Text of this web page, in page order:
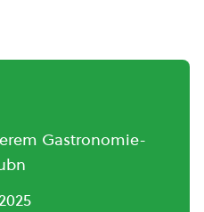
Gastronomie-